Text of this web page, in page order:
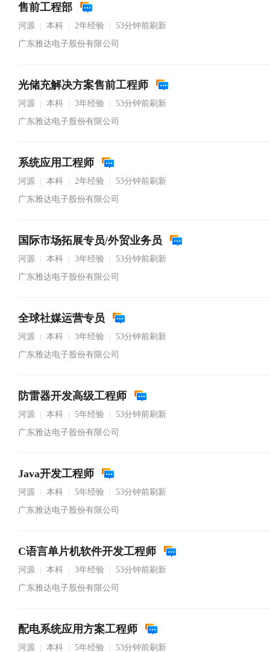
售前工程部
河源 本科 2年经验
53分钟前刷新
广东雅达电子股份有限公司
光储充解决方案售前工程师
河源 本科 3年经验
53分钟前刷新
广东雅达电子股份有限公司
系统应用工程师
河源 本科 2年经验
53分钟前刷新
广东雅达电子股份有限公司
国际市场拓展专员/外贸业务员
河源 本科 3年经验
53分钟前刷新
广东雅达电子股份有限公司
全球社媒运营专员
河源 本科 3年经验
53分钟前刷新
广东雅达电子股份有限公司
防雷器开发高级工程师
河源 本科 5年经验
53分钟前刷新
广东雅达电子股份有限公司
Java开发工程师
河源 本科 5年经验
53分钟前刷新
广东雅达电子股份有限公司
C语言单片机软件开发工程师
河源 本科 3年经验
53分钟前刷新
广东雅达电子股份有限公司
配电系统应用方案工程师
河源 本科 5年经验
53分钟前刷新